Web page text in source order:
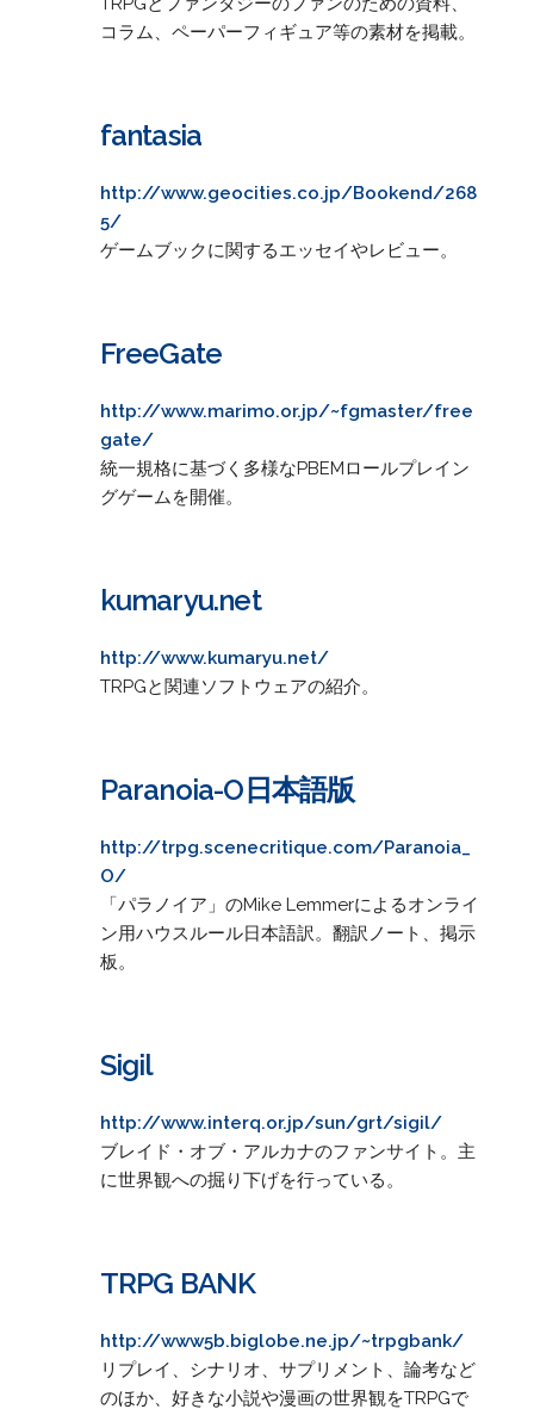
コラム、ペーパーフィギュア等の素材を掲載。
fantasia
http://www.geocities.co.jp/Bookend/268
5/
ゲームブックに関するエッセイやレビュー。
FreeGate
http://www.marimo.or.jp/~fgmaster/free
gate/
統一規格に基づく多様なPBEMロールプレイン
グゲームを開催。
kumaryu.net
http://www.kumaryu.net/
TRPGと関連ソフトウェアの紹介。
Paranoia-O日本語版
http://trpg.scenecritique.com/Paranoia_
O/
「パラノイア」のMike Lemmerによるオンライ
ン用ハウスルール日本語訳。翻訳ノート、掲示
板。
Sigil
http://www.interq.or.jp/sun/grt/sigil/
ブレイド・オブ・アルカナのファンサイト。主
に世界観への掘り下げを行っている。
TRPG BANK
http://www5b.biglobe.ne.jp/~trpgbank/
リプレイ、シナリオ、サプリメント、論考など
のほか、好きな小説や漫画の世界観をTRPGで